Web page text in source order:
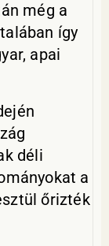
még a
így
apai
déli
a
őrizték